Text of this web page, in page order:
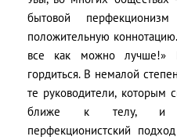
бытовой
положительную
все как можно лучше!»
гордиться. В немалой
те руководители, которым
ближе к телу, и
перфекционистский